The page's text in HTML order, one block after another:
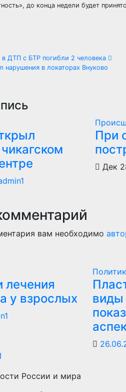
до конца недели будет
в ДТП с БТР погибли 2 человека
нарушения в локаторах Внуково
При
Дек
вам необходимо
лечения
у взрослых
виды
России и мира